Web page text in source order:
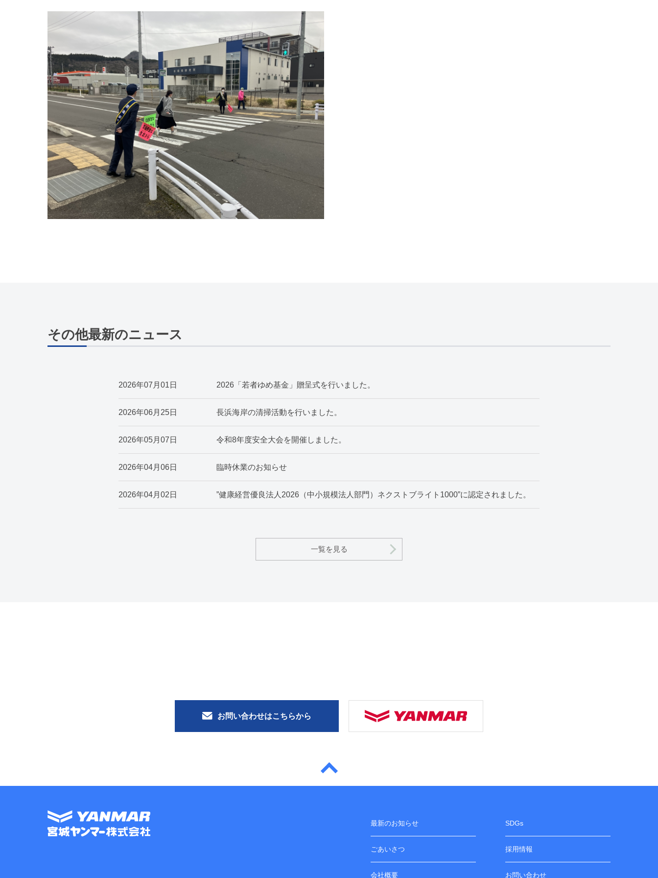
その他最新のニュース
2026年07月01日 2026「若者ゆめ基金」贈呈式を行いました。
2026年06月25日 長浜海岸の清掃活動を行いました。
2026年05月07日 令和8年度安全大会を開催しました。
2026年04月06日 臨時休業のお知らせ
2026年04月02日 ”健康経営優良法人2026（中小規模法人部門）ネクストブライト1000”に認定されました。
一覧を見る
お問い合わせはこちらから
最新のお知らせ
ごあいさつ
会社概要
SDGs
採用情報
お問い合わせ